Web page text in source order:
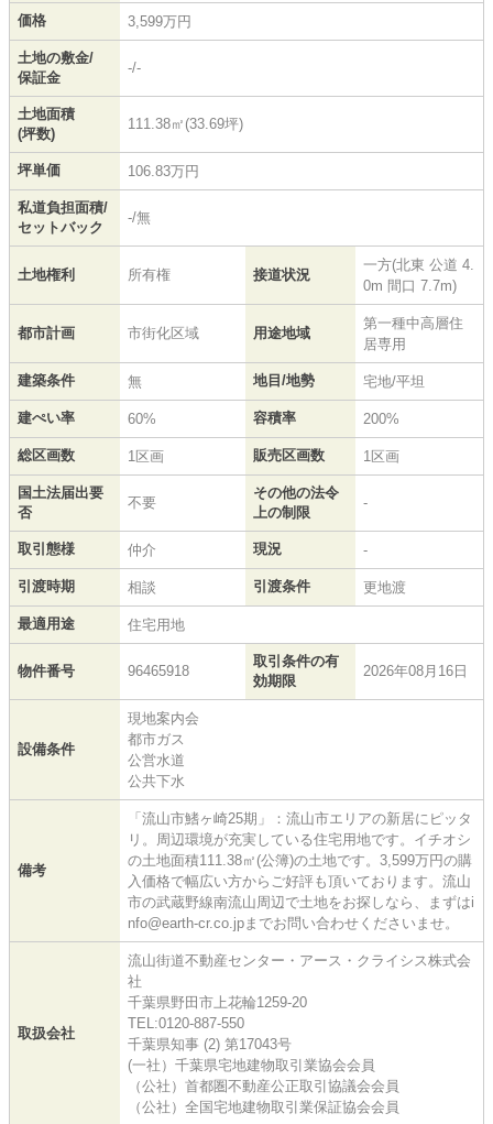
価格 3,599万円
土地の敷金/
保証金
-/-
土地面積
(坪数)
111.38㎡(33.69坪)
坪単価 106.83万円
私道負担面積/
セットバック
-/無
土地権利 所有権 接道状況
一方(北東 公道 4.
0m 間口 7.7m)
都市計画 市街化区域 用途地域
第一種中高層住
居専用
建築条件 無 地目/地勢 宅地/平坦
建ぺい率 60% 容積率 200%
総区画数 1区画 販売区画数 1区画
国土法届出要
否
不要
その他の法令
上の制限
-
取引態様 仲介 現況 -
引渡時期 相談 引渡条件 更地渡
最適用途 住宅用地
物件番号 96465918
取引条件の有
効期限
2026年08月16日
設備条件
現地案内会
都市ガス
公営水道
公共下水
備考
「流山市鰭ヶ崎25期」：流山市エリアの新居にピッタ
リ。周辺環境が充実している住宅用地です。イチオシ
の土地面積111.38㎡(公簿)の土地です。3,599万円の購
入価格で幅広い方からご好評も頂いております。流山
市の武蔵野線南流山周辺で土地をお探しなら、まずはi
nfo@earth-cr.co.jpまでお問い合わせくださいませ。
取扱会社
流山街道不動産センター・アース・クライシス株式会
社
千葉県野田市上花輪1259-20
TEL:0120-887-550
千葉県知事 (2) 第17043号
(一社）千葉県宅地建物取引業協会会員
（公社）首都圏不動産公正取引協議会会員
（公社）全国宅地建物取引業保証協会会員